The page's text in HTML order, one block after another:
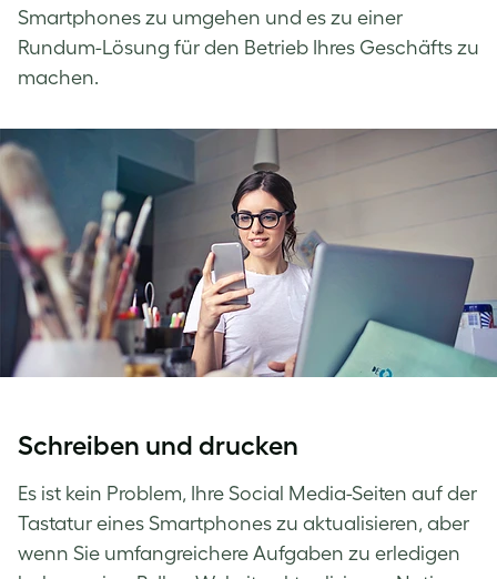
Smartphones zu umgehen und es zu einer
Rundum-Lösung für den Betrieb Ihres Geschäfts zu
machen.
Schreiben und drucken
Es ist kein Problem, Ihre Social Media-Seiten auf der
Tastatur eines Smartphones zu aktualisieren, aber
wenn Sie umfangreichere Aufgaben zu erledigen